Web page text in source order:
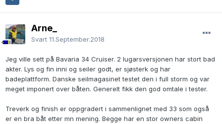
Arne_
Svart 11.September.2018
Jeg ville sett på Bavaria 34 Cruiser. 2 lugarsversjonen har stort bad
akter. Lys og fin inni og seiler godt, er sjøsterk og har
badeplattform. Danske seilmagasinet testet den i full storm og var
meget imponert over båten. Generelt fikk den god omtale i tester.
Treverk og finish er oppgradert i sammenlignet med 33 som også
er en bra båt etter mn mening. Begge har en stor owners cabin